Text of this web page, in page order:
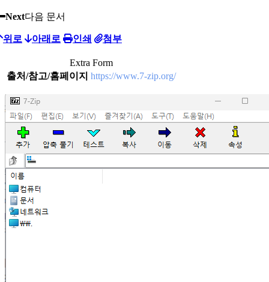
Next다음 문서
위로 아래로 인쇄 첨부
Extra Form
출처/참고/홈페이지 https://www.7-zip.org/